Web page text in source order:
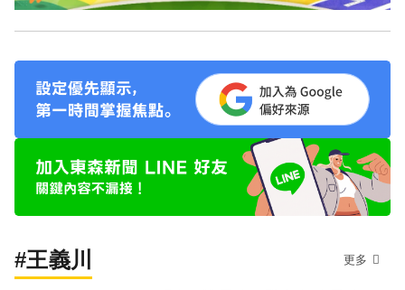
#王義川 更多